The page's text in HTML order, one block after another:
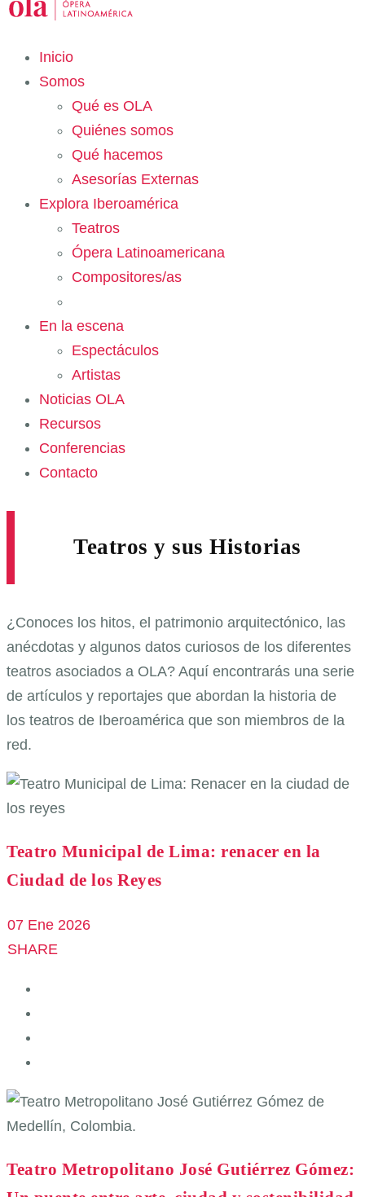
Inicio
Somos
Qué es OLA
Quiénes somos
Qué hacemos
Asesorías Externas
Explora Iberoamérica
Teatros
Ópera Latinoamericana
Compositores/as
En la escena
Espectáculos
Artistas
Noticias OLA
Recursos
Conferencias
Contacto
Teatros y sus Historias
¿Conoces los hitos, el patrimonio arquitectónico, las
anécdotas y algunos datos curiosos de los diferentes
teatros asociados a OLA? Aquí encontrarás una serie
de artículos y reportajes que abordan la historia de
los teatros de Iberoamérica que son miembros de la
red.
Teatro Municipal de Lima: renacer en la
Ciudad de los Reyes
07 Ene 2026
SHARE
Teatro Metropolitano José Gutiérrez Gómez: